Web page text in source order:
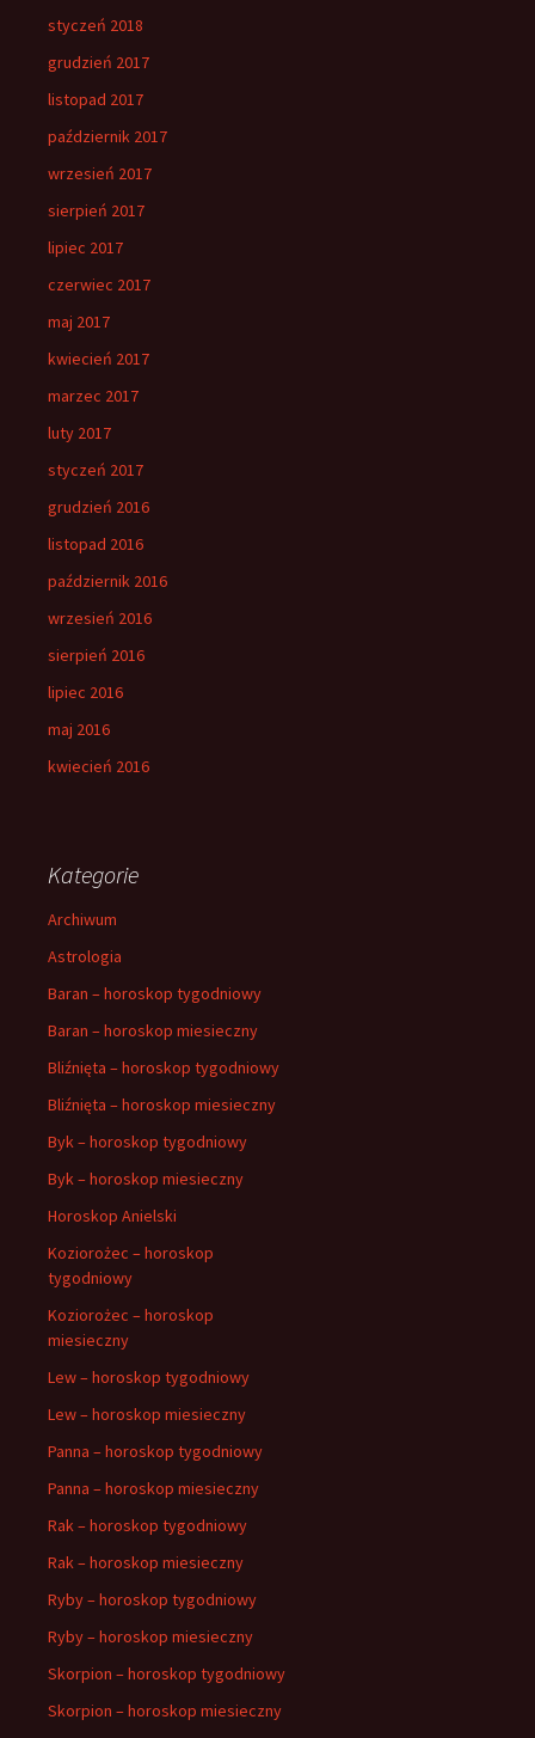
styczeń 2018
grudzień 2017
listopad 2017
październik 2017
wrzesień 2017
sierpień 2017
lipiec 2017
czerwiec 2017
maj 2017
kwiecień 2017
marzec 2017
luty 2017
styczeń 2017
grudzień 2016
listopad 2016
październik 2016
wrzesień 2016
sierpień 2016
lipiec 2016
maj 2016
kwiecień 2016
Kategorie
Archiwum
Astrologia
Baran – horoskop tygodniowy
Baran – horoskop miesieczny
Bliźnięta – horoskop tygodniowy
Bliźnięta – horoskop miesieczny
Byk – horoskop tygodniowy
Byk – horoskop miesieczny
Horoskop Anielski
Koziorożec – horoskop
tygodniowy
Koziorożec – horoskop
miesieczny
Lew – horoskop tygodniowy
Lew – horoskop miesieczny
Panna – horoskop tygodniowy
Panna – horoskop miesieczny
Rak – horoskop tygodniowy
Rak – horoskop miesieczny
Ryby – horoskop tygodniowy
Ryby – horoskop miesieczny
Skorpion – horoskop tygodniowy
Skorpion – horoskop miesieczny